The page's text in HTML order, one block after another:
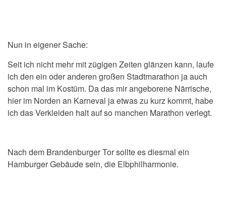
Nun in eigener Sache:
Seit ich nicht mehr mit zügigen Zeiten glänzen kann, laufe
ich den ein oder anderen großen Stadtmarathon ja auch
schon mal im Kostüm. Da das mir angeborene Närrische,
hier im Norden an Karneval ja etwas zu kurz kommt, habe
ich das Verkleiden halt auf so manchen Marathon verlegt.
Nach dem Brandenburger Tor sollte es diesmal ein
Hamburger Gebäude sein, die Elbphilharmonie.